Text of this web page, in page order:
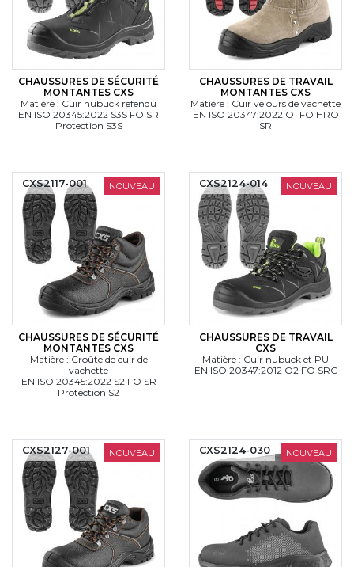
CHAUSSURES DE SÉCURITÉ
MONTANTES CXS
Matière : Cuir nubuck refendu
EN ISO 20345:2022 S3S FO SR
Protection S3S
CHAUSSURES DE TRAVAIL
MONTANTES CXS
Matière : Cuir velours de vachette
EN ISO 20347:2022 O1 FO HRO
SR
NOUVEAU
CHAUSSURES DE SÉCURITÉ
MONTANTES CXS
Matière : Croûte de cuir de
vachette
EN ISO 20345:2022 S2 FO SR
Protection S2
CXS2117-001 NOUVEAU
CHAUSSURES DE TRAVAIL
CXS
Matière : Cuir nubuck et PU
EN ISO 20347:2012 O2 FO SRC
CXS2124-014
NOUVEAU
CXS2127-001 NOUVEAU
CXS2124-030